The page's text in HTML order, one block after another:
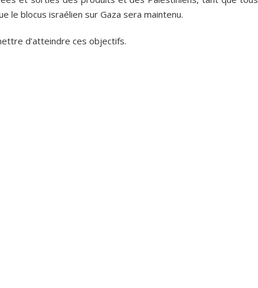
le blocus israélien sur Gaza sera maintenu.
d’atteindre ces objectifs.